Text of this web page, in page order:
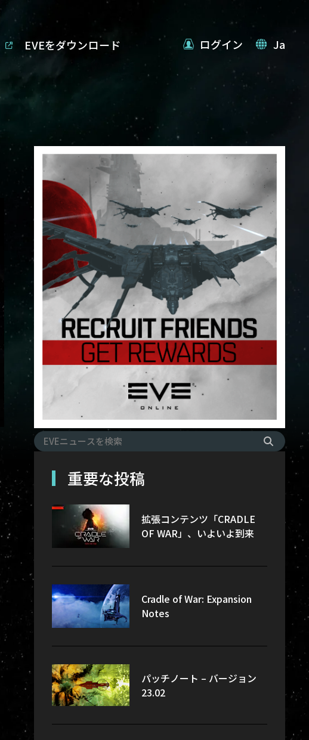
EVEをダウンロード ログイン Ja
重要な投稿
拡張コンテンツ「CRADLE
OF WAR」、いよいよ到来
Cradle of War: Expansion
Notes
パッチノート – バージョン
23.02